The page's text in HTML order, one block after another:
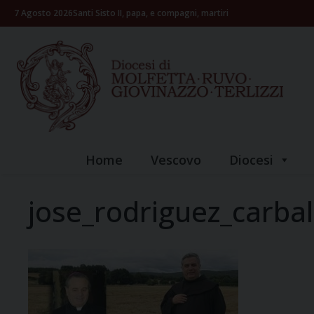
Skip7 Agosto 2026Santi Sisto II, papa, e compagni, martiri
Home Vescovo Diocesi